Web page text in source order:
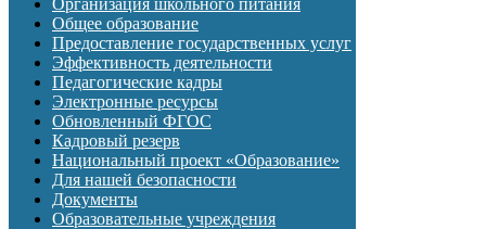
Организация школьного питания
Общее образование
Предоставление государственных услуг
Эффективность деятельности
Педагогические кадры
Электронные ресурсы
Обновленный ФГОС
Кадровый резерв
Национальный проект «Образование»
Для нашей безопасности
Документы
Образовательные учреждения